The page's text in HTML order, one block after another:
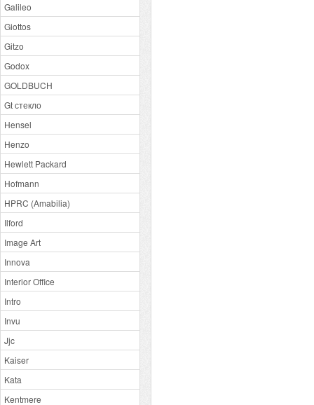
Galileo
Giottos
Gitzo
Godox
GOLDBUCH
Gt стекло
Hensel
Henzo
Hewlett Packard
Hofmann
HPRC (Amabilia)
Ilford
Image Art
Innova
Interior Office
Intro
Invu
Jjc
Kaiser
Kata
Kentmere